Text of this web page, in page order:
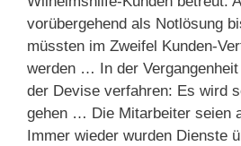
vorübergehend als Notlösung
müssten im Zweifel Kunden-
werden … In der
der Devise verfahren: Es wird
gehen … Die Mitarbeiter seien
Immer wieder wurden Dienste